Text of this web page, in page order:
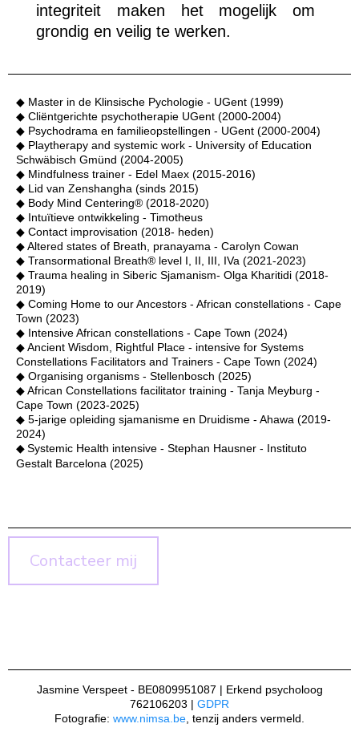
integriteit maken het mogelijk om
grondig en veilig te werken.
◆ Master in de Klinsische Pychologie - UGent (1999)
◆ Cliëntgerichte psychotherapie UGent (2000-2004)
◆ Psychodrama en familieopstellingen - UGent (2000-2004)
◆ Playtherapy and systemic work - University of Education
Schwäbisch Gmünd (2004-2005)
◆ Mindfulness trainer - Edel Maex (2015-2016)
◆ Lid van Zenshangha (sinds 2015)
◆ Body Mind Centering® (2018-2020)
◆ Intuïtieve ontwikkeling - Timotheus
◆ Contact improvisation (2018- heden)
◆ Altered states of Breath, pranayama - Carolyn Cowan
◆ Transormational Breath® level I, II, III, IVa (2021-2023)
◆ Trauma healing in Siberic Sjamanism- Olga Kharitidi (2018-
2019)
◆ Coming Home to our Ancestors - African constellations - Cape
Town (2023)
◆ Intensive African constellations - Cape Town (2024)
◆ Ancient Wisdom, Rightful Place - intensive for Systems
Constellations Facilitators and Trainers - Cape Town (2024)
◆ Organising organisms - Stellenbosch (2025)
◆ African Constellations facilitator training - Tanja Meyburg -
Cape Town (2023-2025)
◆ 5-jarige opleiding sjamanisme en Druidisme - Ahawa (2019-
2024)
◆Systemic Health intensive - Stephan Hausner - Instituto
Gestalt Barcelona (2025)
Contacteer mij
Jasmine Verspeet - BE0809951087 | Erkend psycholoog
762106203 | GDPR
Fotografie: www.nimsa.be, tenzij anders vermeld.